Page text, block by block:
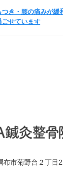
き・腰の痛みが緩
せています
市菊野台２丁目